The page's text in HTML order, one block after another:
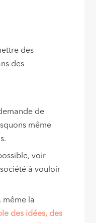
des
des
de
même
voir
à vouloir
même la
des idées, des